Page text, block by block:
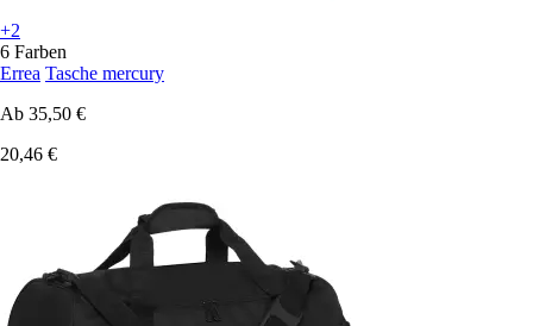
+2
6 Farben
Errea Tasche mercury
Ab 35,50 €
20,46 €